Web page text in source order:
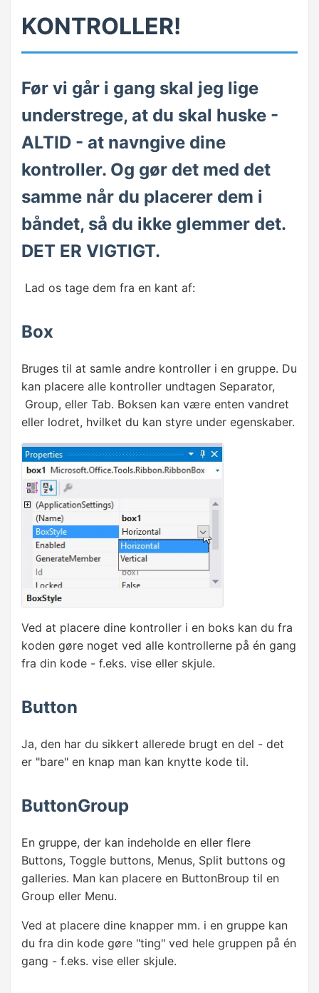
DATA
Markering af område
Gennemløb af datasæt
Formatering
Formler
Arkfaner
COM ADD IN
Introduktion til COM Add ins
Programmering af kontroller
OneClick installation
Installation med InstallShield
Kursus slut
InstallShield opdatering
KONTROLLER!
Før vi går i gang skal jeg lige
understrege, at du skal huske -
ALTID - at navngive dine
kontroller. Og gør det med det
samme når du placerer dem i
båndet, så du ikke glemmer det.
DET ER VIGTIGT.
Lad os tage dem fra en kant af:
Box
Bruges til at samle andre kontroller i en gruppe. Du
kan placere alle kontroller undtagen Separator,
Group, eller Tab. Boksen kan være enten vandret
eller lodret, hvilket du kan styre under egenskaber.
Ved at placere dine kontroller i en boks kan du fra
koden gøre noget ved alle kontrollerne på én gang
fra din kode - f.eks. vise eller skjule.
Button
Ja, den har du sikkert allerede brugt en del - det
er "bare" en knap man kan knytte kode til.
ButtonGroup
En gruppe, der kan indeholde en eller flere
Buttons, Toggle buttons, Menus, Split buttons og
galleries. Man kan placere en ButtonBroup til en
Group eller Menu.
Ved at placere dine knapper mm. i en gruppe kan
du fra din kode gøre "ting" ved hele gruppen på én
gang - f.eks. vise eller skjule.